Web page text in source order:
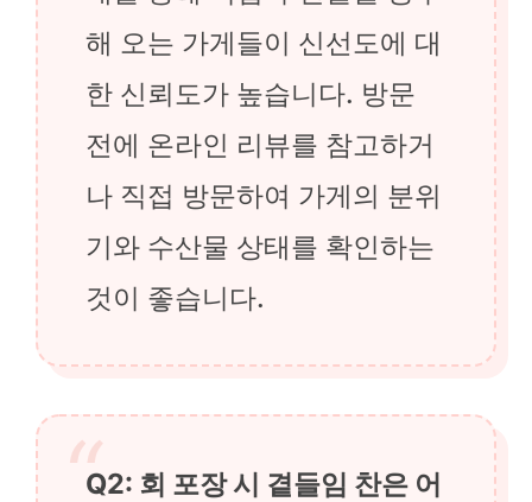
해 오는 가게들이 신선도에 대
한 신뢰도가 높습니다. 방문
전에 온라인 리뷰를 참고하거
나 직접 방문하여 가게의 분위
기와 수산물 상태를 확인하는
것이 좋습니다.
Q2: 회 포장 시 곁들임 찬은 어